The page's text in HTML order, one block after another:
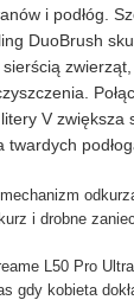
i podłóg.
DuoBrush
V zwiększa